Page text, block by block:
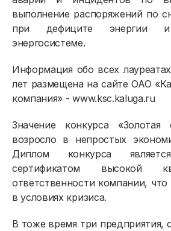
выполнение распоряжений по
при дефиците энергии
энергосистеме.
Информация обо всех
лет размещена на сайте ОАО
компания» - www.ksc.kaluga.ru
Значение конкурса «Золотая
возросло в непростых
Диплом конкурса
сертификатом высокой
ответственности компании,
в условиях кризиса.
В тоже время три предприятия,
Физическим лицам
Договор энергоснабжения
Расчёты и оплата
Приборы учёта и показания